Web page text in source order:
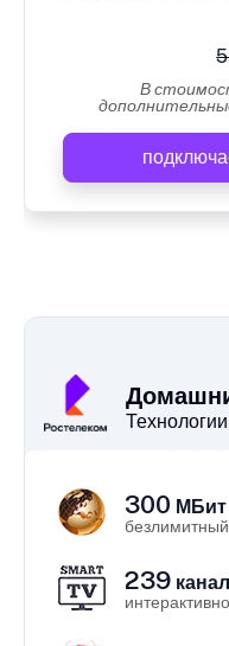
В
300 МБит
239